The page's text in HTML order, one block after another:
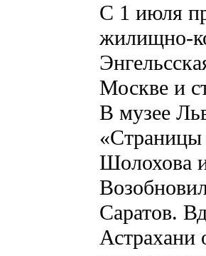
С 1 июля
жилищно-
Москве и
В музее
«Страницы
Шолохова
Саратов.
Астрахани